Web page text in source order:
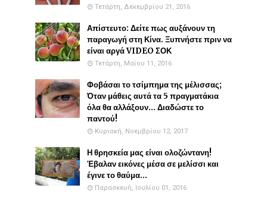
Τετάρτη, Δεκεμβρίου 21, 2016
Απίστευτο: Δείτε πως αυξάνουν τη
παραγωγή στη Κίνα. Ξυπνήστε πριν να
είναι αργά VIDEO ΣΟΚ
Τετάρτη, Μαΐου 11, 2016
Φοβάσαι το τσίμπημα της μέλισσας;
Όταν μάθεις αυτά τα 5 πραγματάκια
όλα θα αλλάξουν... Διαδώστε το
παντού!
Κυριακή, Νοεμβρίου 12, 2017
Η θρησκεία μας είναι ολοζώντανη!
Έβαλαν εικόνες μέσα σε μελίσσι και
έγινε το θαύμα...
Παρασκευή, Ιουλίου 01, 2016